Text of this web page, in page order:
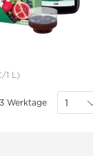
/1 L)
Werktage